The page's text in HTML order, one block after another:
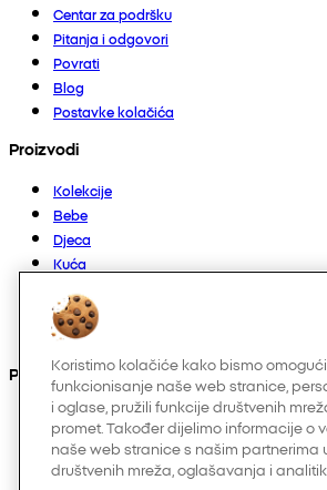
Centar za podršku
Pitanja i odgovori
Povrati
Blog
Postavke kolačića
Proizvodi
Kolekcije
Bebe
Djeca
Kuća
Muškarci
Ostalo
Pronađite nas na
Koristimo kolačiće kako bismo
funkcionisanje naše web stranice,
i oglase, pružili funkcije društvenih
promet. Također dijelimo informacije o
naše web stranice s našim partnerima
društvenih mreža, oglašavanja i